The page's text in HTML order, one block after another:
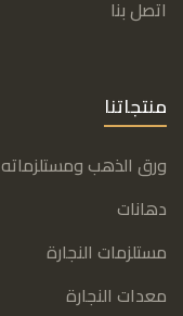
اتصل بنا
منتجاتنا
ورق الذهب ومستلزماته
دهانات
مستلزمات النجارة
معدات النجارة